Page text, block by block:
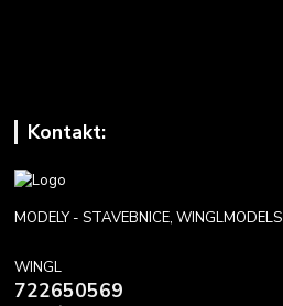
Kontakt:
MODELY - STAVEBNICE, WINGLMODELS
WINGL
722650569